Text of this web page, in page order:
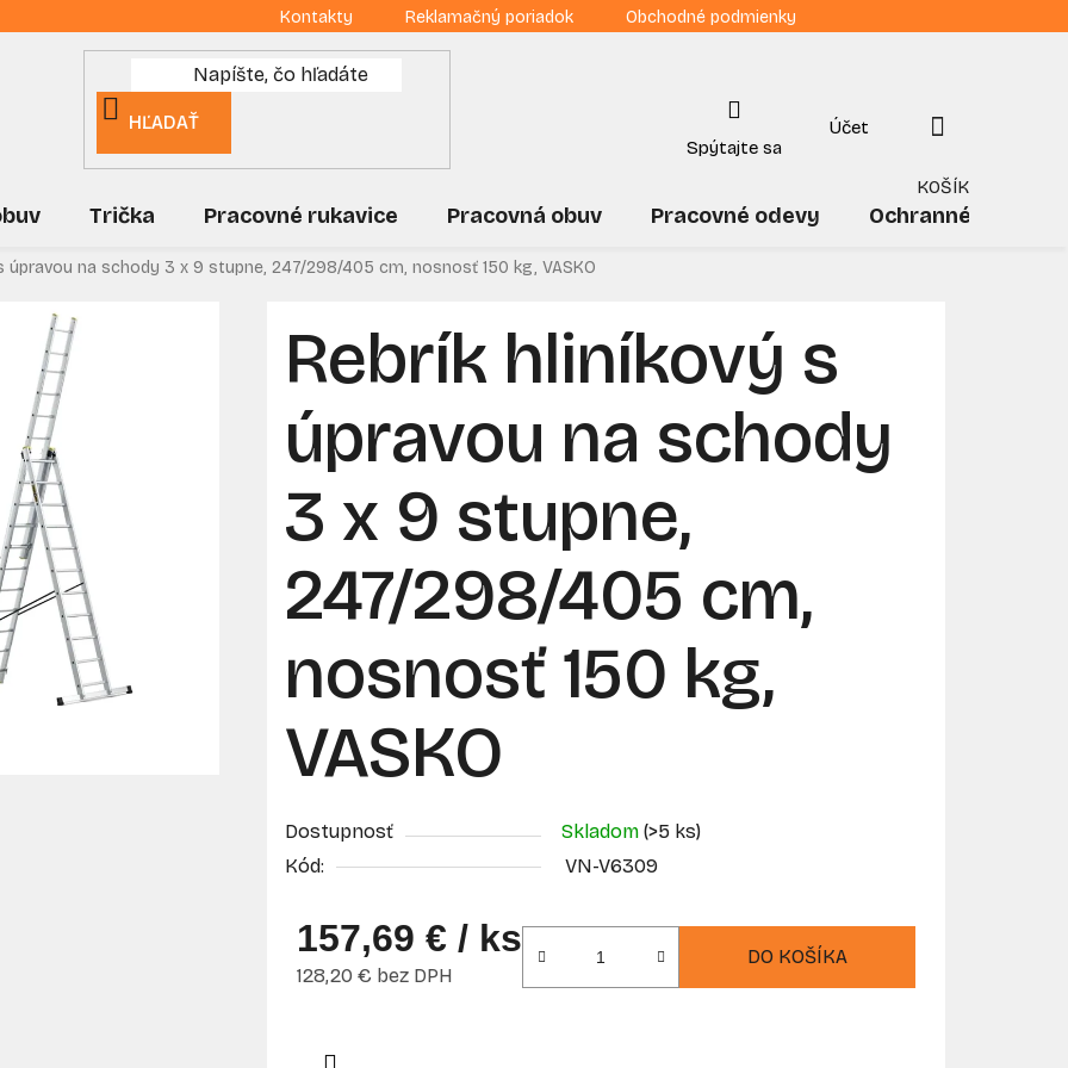
Kontakty Reklamačný poriadok Obchodné podmienky
HĽADAŤ
NÁKUPNÝ
KOŠÍK
Trička Pracovné rukavice Pracovná obuv Pracovné odevy Ochranné
úpravou na schody 3 x 9 stupne, 247/298/405 cm, nosnosť 150 kg, VASKO
Rebrík hliníkový s
úpravou na schody
3 x 9 stupne,
247/298/405 cm,
nosnosť 150 kg,
VASKO
Dostupnosť Skladom (>5 ks)
Kód:
VN-V6309
157,69 € / ks
128,20 € bez DPH
DO KOŠÍKA